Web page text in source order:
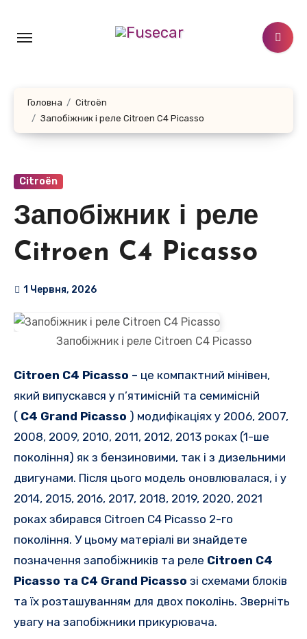
контенту
Головна
Citroën
Запобіжник і реле Citroen C4 Picasso
Citroën
Запобіжник і реле
Citroen C4 Picasso
1 Червня, 2026
Запобіжник і реле Citroen C4 Picasso
Citroen C4 Picasso – це компактний мінівен,
який випускався у п’ятимісній та семимісній
( C4 Grand Picasso ) модифікаціях у 2006, 2007,
2008, 2009, 2010, 2011, 2012, 2013 роках (1-ше
покоління) як з бензиновими, так і з дизельними
двигунами. Після цього модель оновлювалася, і у
2014, 2015, 2016, 2017, 2018, 2019, 2020, 2021
роках збирався Citroen C4 Picasso 2-го
покоління. У цьому матеріалі ви знайдете
позначення запобіжників та реле Citroen C4
Picasso та C4 Grand Picasso зі схемами блоків
та їх розташуванням для двох поколінь. Зверніть
увагу на запобіжники прикурювача.